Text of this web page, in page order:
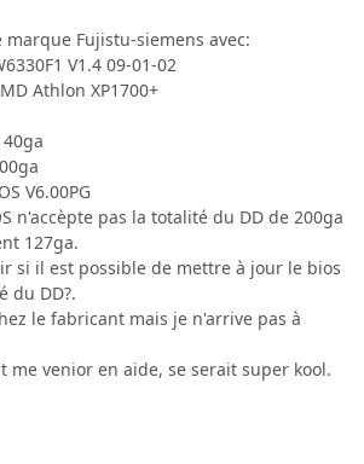
marque Fujistu-siemens avec:
V1.4 09-01-02
Athlon XP1700+
V6.00PG
n'accèpte pas la totalité du DD de 200ga
127ga.
si il est possible de mettre à jour le bios
du DD?.
le fabricant mais je n'arrive pas à
me venior en aide, se serait super kool.